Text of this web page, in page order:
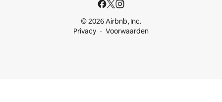
© 2026 Airbnb, Inc.
Privacy
Voorwaarden